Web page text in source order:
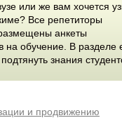
или же вам хочется
Все репетиторы
анкеты
на обучение. В разделе
знания
и продвижению